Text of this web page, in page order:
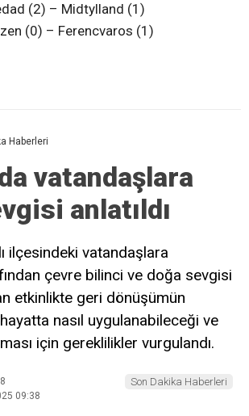
(2) – Midtylland (1)
(0) – Ferencvaros (1)
Haberleri
vatandaşlara
anlatıldı
ilçesindeki vatandaşlara
çevre bilinci ve doğa sevgisi
etkinlikte geri dönüşümün
nasıl uygulanabileceği ve
için gereklilikler vurgulandı.
09:38
Son Dakika Haberleri